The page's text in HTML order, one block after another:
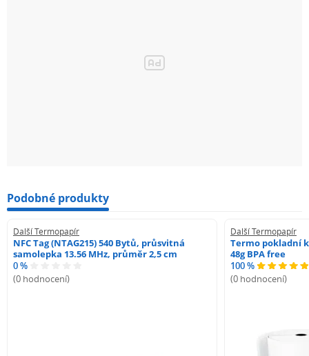
Podobné produkty
Další Termopapír
NFC Tag (NTAG215) 540 Bytů, průsvitná
samolepka 13.56 MHz, průměr 2,5 cm
0 %
(0 hodnocení)
Další Termopapír
Termo pokladní
48g BPA free
100 %
(0 hodnocení)